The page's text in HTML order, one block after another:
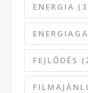
ENERGIA
FEJLŐDÉS